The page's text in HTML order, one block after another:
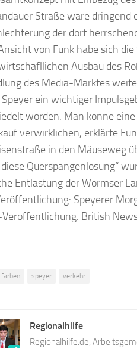
Straße wäre
der dort
von Funk habe sich
Ausbau des
des Media-Marktes
ein wichtiger
worden. Man könne
verwirklichen, erklär­te
in den Mäuseweg
Querspangenlösung“
Entlastung der Wormser
Speyerer
British
farben speyer verkehr
Regionalhilfe
Regionalhilfe.de,